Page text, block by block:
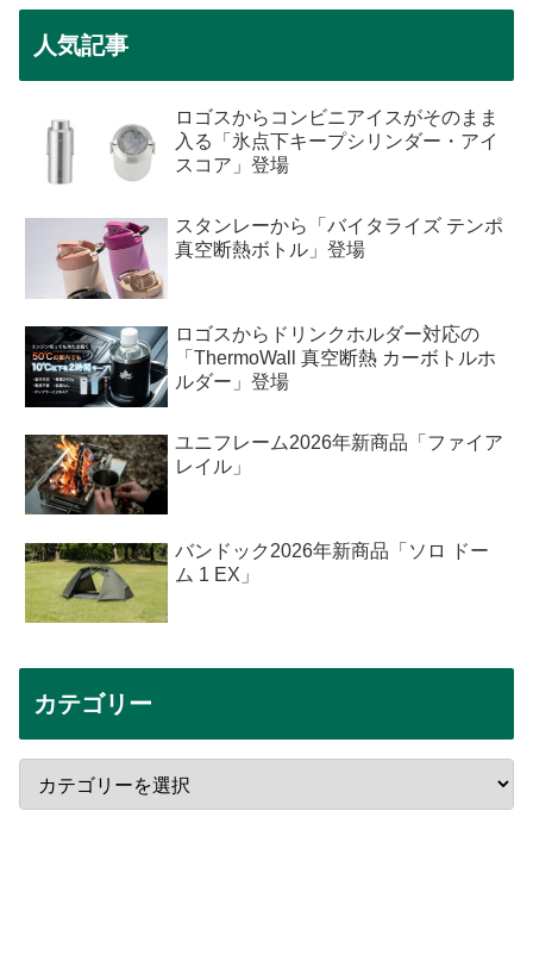
人気記事
ロゴスからコンビニアイスがそのまま
入る「氷点下キープシリンダー・アイ
スコア」登場
スタンレーから「バイタライズ テンポ
真空断熱ボトル」登場
ロゴスからドリンクホルダー対応の
「ThermoWall 真空断熱 カーボトルホ
ルダー」登場
ユニフレーム2026年新商品「ファイア
レイル」
バンドック2026年新商品「ソロ ドー
ム 1 EX」
カテゴリー